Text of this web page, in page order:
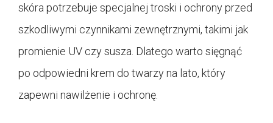
skóra potrzebuje specjalnej troski i ochrony przed
szkodliwymi czynnikami zewnętrznymi, takimi jak
promienie UV czy susza. Dlatego warto sięgnąć
po odpowiedni krem do twarzy na lato, który
zapewni nawilżenie i ochronę.